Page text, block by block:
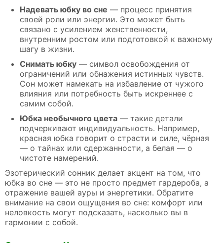
Надевать юбку во сне — процесс принятия
своей роли или энергии. Это может быть
связано с усилением женственности,
внутренним ростом или подготовкой к важному
шагу в жизни.
Снимать юбку — символ освобождения от
ограничений или обнажения истинных чувств.
Сон может намекать на избавление от чужого
влияния или потребность быть искреннее с
самим собой.
Юбка необычного цвета — такие детали
подчеркивают индивидуальность. Например,
красная юбка говорит о страсти и силе, чёрная
— о тайнах или сдержанности, а белая — о
чистоте намерений.
Эзотерический сонник делает акцент на том, что
юбка во сне — это не просто предмет гардероба, а
отражение вашей ауры и энергетики. Обратите
внимание на свои ощущения во сне: комфорт или
неловкость могут подсказать, насколько вы в
гармонии с собой.